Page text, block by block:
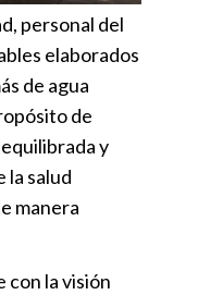
personal del
elaborados
de agua
de
y
la salud
manera
con la visión